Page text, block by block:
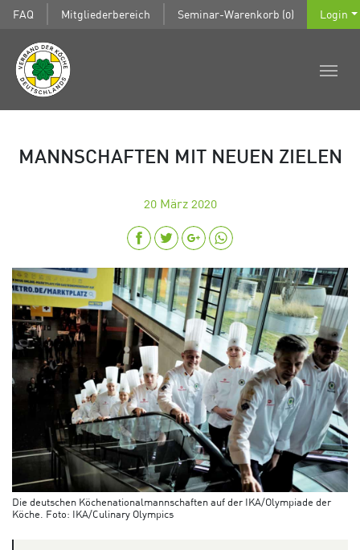
FAQ Mitgliederbereich Seminar-Warenkorb (0) Login
MANNSCHAFTEN MIT NEUEN ZIELEN
20 März 2020
Die deutschen Köchenationalmannschaften auf der IKA/Olympiade der
Köche. Foto: IKA/Culinary Olympics